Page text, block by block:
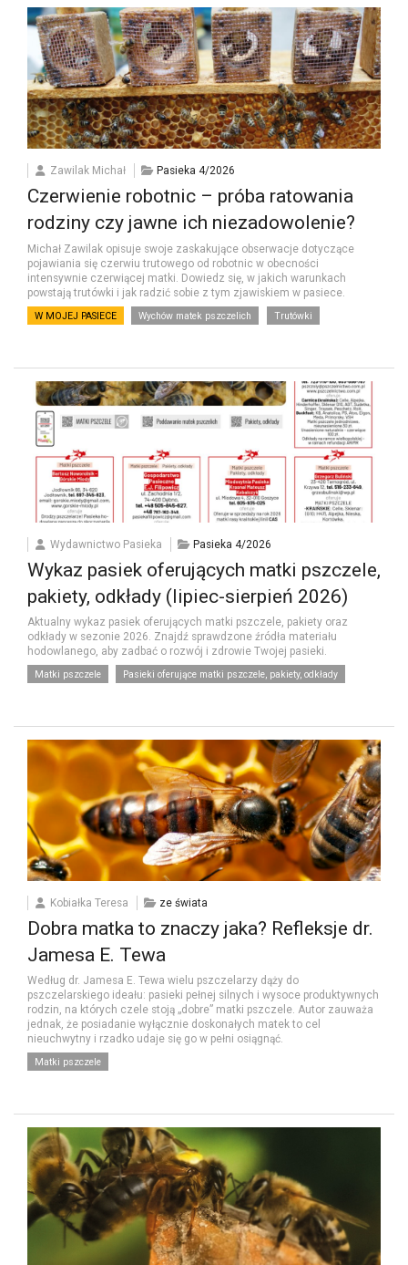
Zawilak Michał Pasieka 4/2026
Czerwienie robotnic – próba ratowania
rodziny czy jawne ich niezadowolenie?
Michał Zawilak opisuje swoje zaskakujące obserwacje dotyczące
pojawiania się czerwiu trutowego od robotnic w obecności
intensywnie czerwiącej matki. Dowiedz się, w jakich warunkach
powstają trutówki i jak radzić sobie z tym zjawiskiem w pasiece.
W MOJEJ PASIECE Wychów matek pszczelich Trutówki
Wydawnictwo Pasieka Pasieka 4/2026
Wykaz pasiek oferujących matki pszczele,
pakiety, odkłady (lipiec-sierpień 2026)
Aktualny wykaz pasiek oferujących matki pszczele, pakiety oraz
odkłady w sezonie 2026. Znajdź sprawdzone źródła materiału
hodowlanego, aby zadbać o rozwój i zdrowie Twojej pasieki.
Matki pszczele Pasieki oferujące matki pszczele, pakiety, odkłady
Kobiałka Teresa ze świata
Dobra matka to znaczy jaka? Refleksje dr.
Jamesa E. Tewa
Według dr. Jamesa E. Tewa wielu pszczelarzy dąży do
pszczelarskiego ideału: pasieki pełnej silnych i wysoce produktywnych
rodzin, na których czele stoją „dobre” matki pszczele. Autor zauważa
jednak, że posiadanie wyłącznie doskonałych matek to cel
nieuchwytny i rzadko udaje się go w pełni osiągnąć.
Matki pszczele